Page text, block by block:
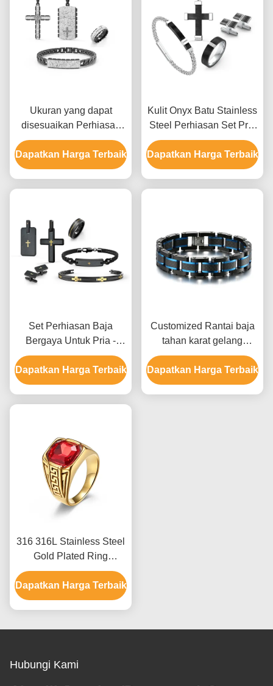
Ukuran yang dapat
disesuaikan Perhiasan
stainless steel set untuk
pria dengan beberapa
permukaan akhir dan
Dapatkan Harga Terbaik
Kulit Onyx Batu Stainless
Steel Perhiasan Set Pria
Kalung Earrings Dan Set
Cincin
Dapatkan Harga Terbaik
Set Perhiasan Baja
Bergaya Untuk Pria -
Cincin Perkawinan dan
Gelang dengan Kemasan
Khusus
Dapatkan Harga Terbaik
Customized Rantai baja
tahan karat gelang
Perhiasan Pria Carbon
Fiber gelang
Dapatkan Harga Terbaik
316 316L Stainless Steel
Gold Plated Ring
Perhiasan Untuk Pria
Dengan Batu Kristal
Ruby
Dapatkan Harga Terbaik
Hubungi Kami